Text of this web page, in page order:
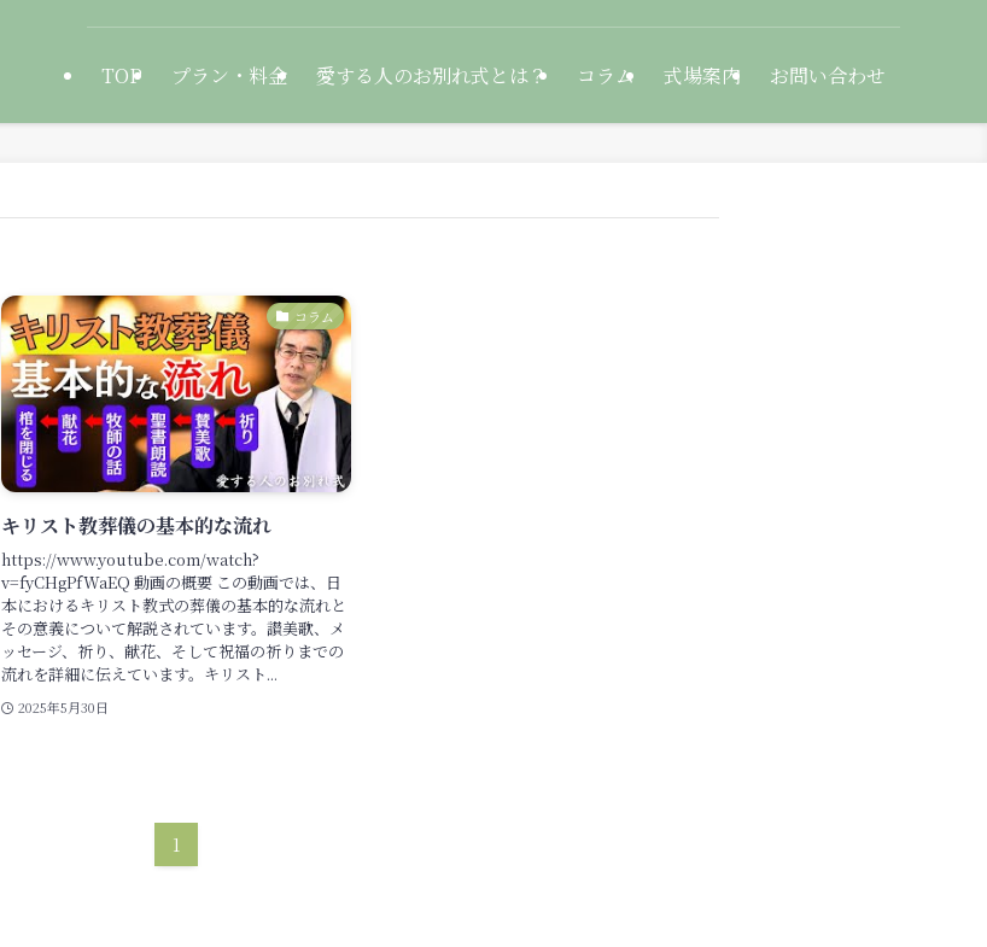
TOP プラン・料金 愛する人のお別れ式とは？ コラム 式場案内 お問い合わせ
コラム
キリスト教葬儀の基本的な流れ
https://www.youtube.com/watch?
v=fyCHgPfWaEQ 動画の概要 この動画では、日
本におけるキリスト教式の葬儀の基本的な流れと
その意義について解説されています。讃美歌、メ
ッセージ、祈り、献花、そして祝福の祈りまでの
流れを詳細に伝えています。キリスト...
2025年5月30日
1